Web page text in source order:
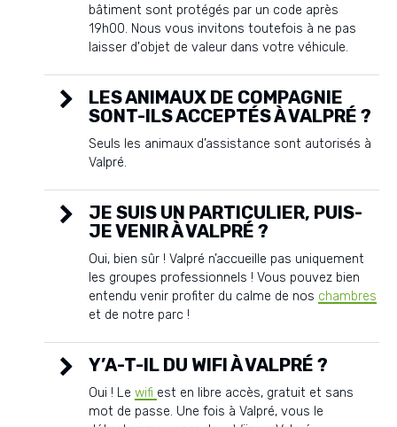
bâtiment sont protégés par un code après
19h00. Nous vous invitons toutefois à ne pas
laisser d'objet de valeur dans votre véhicule.
LES ANIMAUX DE COMPAGNIE
SONT-ILS ACCEPTÉS À VALPRÉ ?
Seuls les animaux d’assistance sont autorisés à
Valpré.
JE SUIS UN PARTICULIER, PUIS-
JE VENIR À VALPRÉ ?
Oui, bien sûr ! Valpré n’accueille pas uniquement
les groupes professionnels ! Vous pouvez bien
entendu venir profiter du calme de nos chambres
et de notre parc !
Y’A-T-IL DU WIFI À VALPRÉ ?
Oui ! Le wifi est en libre accès, gratuit et sans
mot de passe. Une fois à Valpré, vous le